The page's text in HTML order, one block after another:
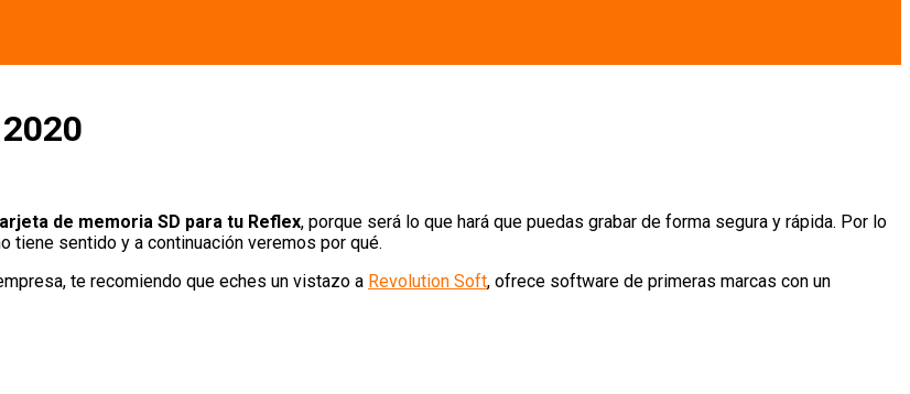
de memoria SD para tu Reflex, porque será lo que hará que puedas grabar de forma segura y rápida. Por lo
tiene sentido y a continuación veremos por qué.
te recomiendo que eches un vistazo a Revolution Soft, ofrece software de primeras marcas con un